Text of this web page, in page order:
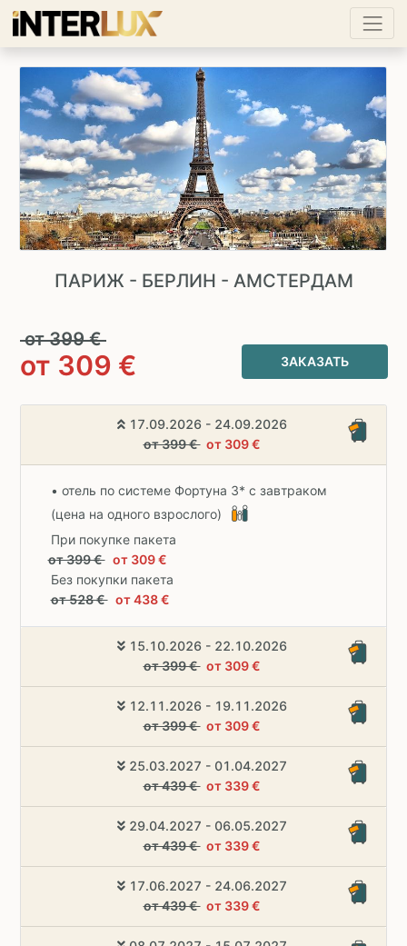
ПАРИЖ - БЕРЛИН - АМСТЕРДАМ
от399€
от 309 € ЗАКАЗАТЬ
17.09.2026 - 24.09.2026
от 399 €от 309 €
• отель по системе Фортуна 3* с завтраком
(цена на одного взрослого)
При покупке пакета
от 399 € от 309 €
Без покупки пакета
от 528 € от 438 €
15.10.2026 - 22.10.2026
от 399 €от 309 €
12.11.2026 - 19.11.2026
от 399 €от 309 €
25.03.2027 - 01.04.2027
от 439 €от 339 €
29.04.2027 - 06.05.2027
от 439 €от 339 €
17.06.2027 - 24.06.2027
от 439 €от 339 €